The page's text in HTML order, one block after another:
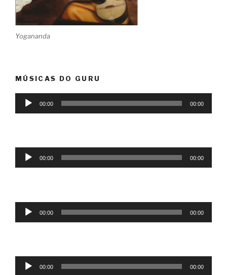
Yogananda
MÚSICAS DO GURU
Tocador
00:00 00:00
Tocador
00:00 00:00
Tocador
00:00 00:00
Tocador
00:00 00:00